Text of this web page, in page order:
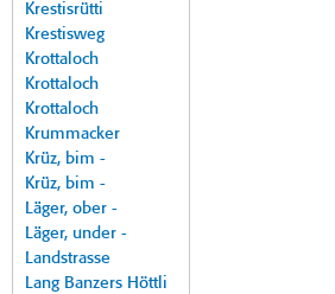
Krestisrütti
Krestisweg
Krottaloch
Krottaloch
Krottaloch
Krummacker
Krüz, bim -
Krüz, bim -
Läger, ober -
Läger, under -
Landstrasse
Lang Banzers Höttli